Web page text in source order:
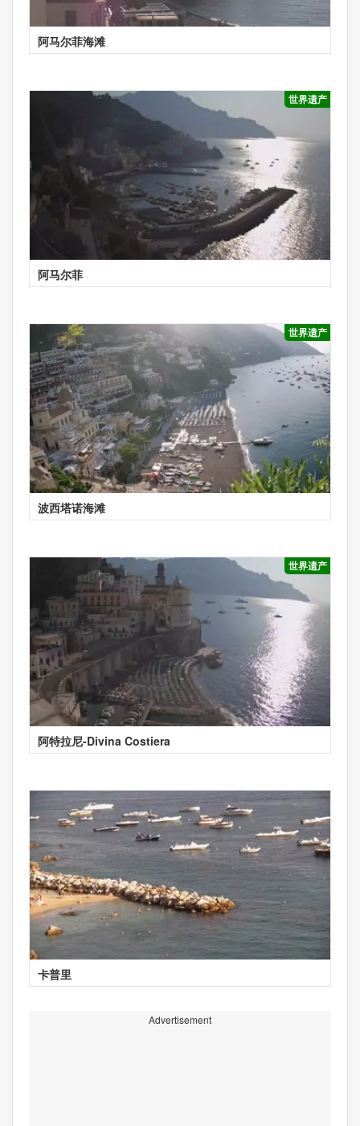
阿马尔菲海滩
世界遗产
阿马尔菲
世界遗产
波西塔诺海滩
世界遗产
阿特拉尼-Divina Costiera
卡普里
Advertisement